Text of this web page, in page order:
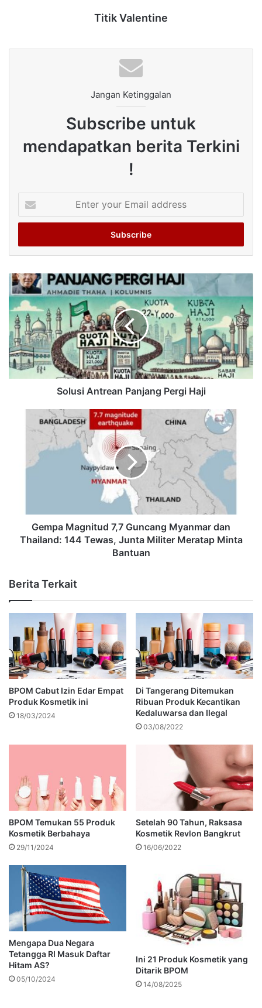
Titik Valentine
Jangan Ketinggalan
Subscribe untuk
mendapatkan berita Terkini
!
your
Email
Solusi Antrean Panjang Pergi Haji
Gempa Magnitud 7,7 Guncang Myanmar dan
Thailand: 144 Tewas, Junta Militer Meratap Minta
Bantuan
Berita Terkait
BPOM Cabut Izin Edar Empat
Produk Kosmetik ini
18/03/2024
Di Tangerang Ditemukan
Ribuan Produk Kecantikan
Kedaluwarsa dan Ilegal
03/08/2022
BPOM Temukan 55 Produk
Kosmetik Berbahaya
29/11/2024
Setelah 90 Tahun, Raksasa
Kosmetik Revlon Bangkrut
16/06/2022
Mengapa Dua Negara
Tetangga RI Masuk Daftar
Hitam AS?
05/10/2024
Ini 21 Produk Kosmetik yang
Ditarik BPOM
14/08/2025